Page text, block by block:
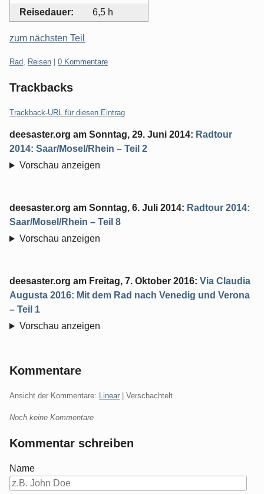
Reisedauer: 6,5 h
zum nächsten Teil
Kategorien:
Rad, Reisen 0 Kommentare
Trackbacks
Trackback-URL für diesen Eintrag
deesaster.org am Sonntag, 29. Juni 2014: Radtour
2014: Saar/Mosel/Rhein – Teil 2
Vorschau anzeigen
deesaster.org am Sonntag, 6. Juli 2014: Radtour 2014:
Saar/Mosel/Rhein – Teil 8
Vorschau anzeigen
deesaster.org am Freitag, 7. Oktober 2016: Via Claudia
Augusta 2016: Mit dem Rad nach Venedig und Verona
– Teil 1
Vorschau anzeigen
Kommentare
Ansicht der Kommentare: Linear | Verschachtelt
Noch keine Kommentare
Kommentar schreiben
Name